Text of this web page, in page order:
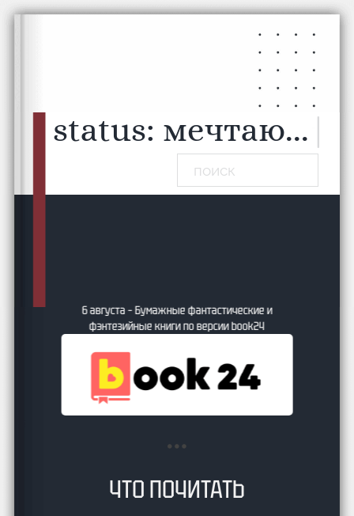
Перейти к основному содержанию
Перейти к нижнему колонтитулу
status: мечтаю... |
Поиск
6 августа – Бумажные фантастические и
фэнтезийные книги по версии book24
ЧТО ПОЧИТАТЬ